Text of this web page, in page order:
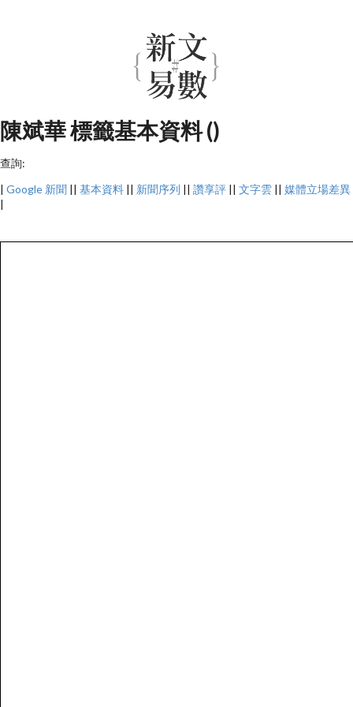
陳斌華 標籤基本資料 ()
查詢:
| Google 新聞 || 基本資料 || 新聞序列 || 讚享評 || 文字雲 || 媒體立場差異
|